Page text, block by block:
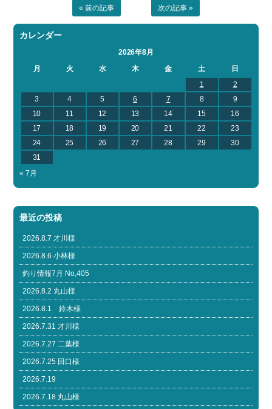
« 前の記事 次の記事 »
カレンダー
2026年8月
月
火 水 木 金 土
日
1
2
3
4 5 6 7 8
9
10
11 12 13 14 15
16
17
18 19 20 21 22
23
24
25 26 27 28 29
30
31
« 7月
最近の投稿
2026.8.7 才川様
2026.8.6 小林様
釣り情報7月 No,405
2026.8.2 丸山様
2026.8.1 鈴木様
2026.7.31 才川様
2026.7.27 二葉様
2026.7.25 田口様
2026.7.19
2026.7.18 丸山様